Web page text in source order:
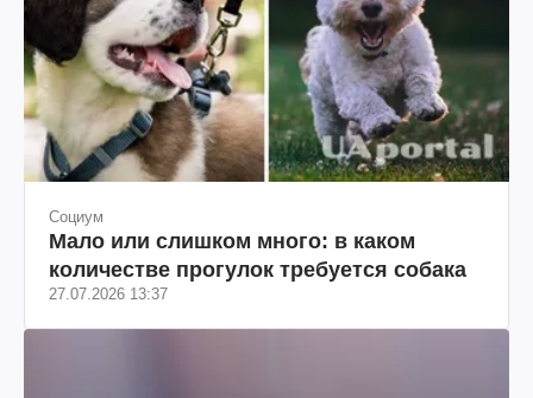
Социум
Мало или слишком много: в каком
количестве прогулок требуется собака
27.07.2026 13:37